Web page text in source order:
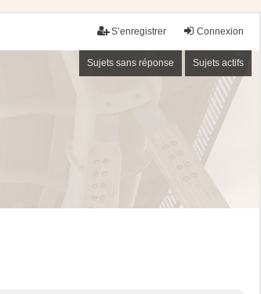
Connexion
S’enregistrer
Sujets sans réponse Sujets actifs